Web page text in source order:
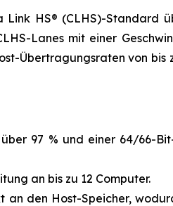
HS® (CLHS)-Standard
Lanes mit einer
Übertragungsraten von bis
97 % und einer 64/66-
an bis zu 12 Computer.
den Host-Speicher,